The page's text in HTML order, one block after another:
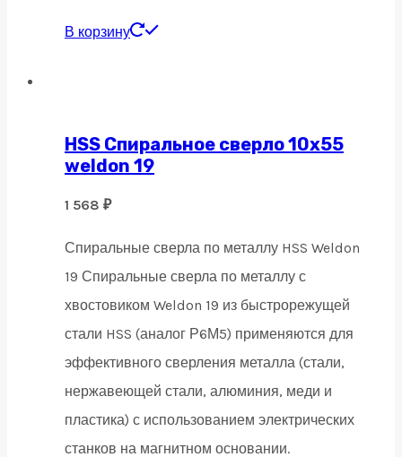
В корзину
HSS Спиральное сверло 10х55
weldon 19
1 568 ₽
Спиральные сверла по металлу HSS Weldon
19 Спиральные сверла по металлу с
хвостовиком Weldon 19 из быстрорежущей
стали HSS (аналог Р6М5) применяются для
эффективного сверления металла (стали,
нержавеющей стали, алюминия, меди и
пластика) с использованием электрических
станков на магнитном основании.